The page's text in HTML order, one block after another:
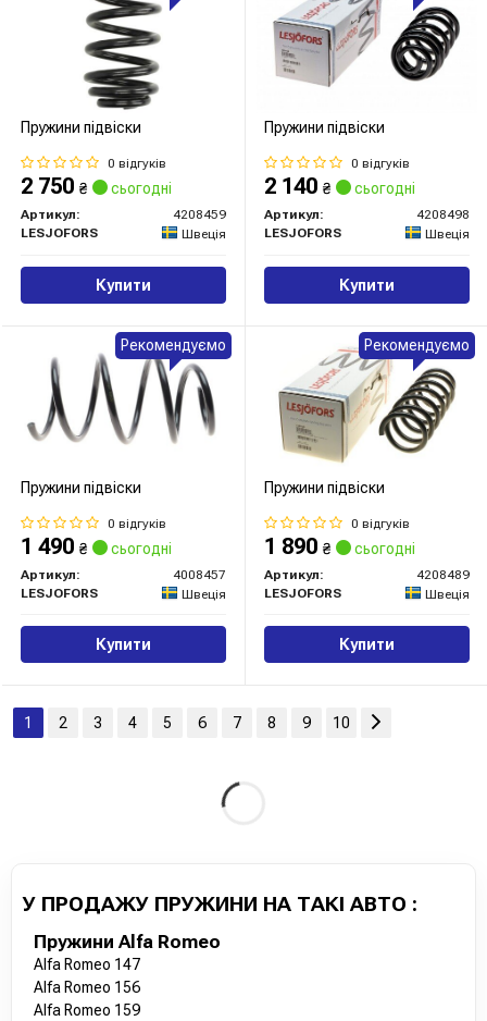
Пружини підвіски
0 відгуків
2 750 ₴ сьогодні
Артикул:
4208459
LESJOFORS
Швеція
Купити
Пружини підвіски
0 відгуків
2 140 ₴ сьогодні
Артикул:
4208498
LESJOFORS
Швеція
Купити
Пружини підвіски
0 відгуків
1 490 ₴ сьогодні
Артикул:
4008457
LESJOFORS
Швеція
Купити
Рекомендуємо
Пружини підвіски
0 відгуків
1 890 ₴ сьогодні
Артикул:
4208489
LESJOFORS
Швеція
Купити
Рекомендуємо
1 2 3 4 5 6 7 8 9 10
У ПРОДАЖУ ПРУЖИНИ НА ТАКІ АВТО :
Пружини Alfa Romeo
Alfa Romeo 147
Alfa Romeo 156
Alfa Romeo 159